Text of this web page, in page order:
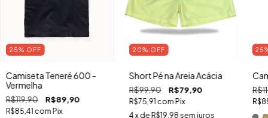
25% OFF
Camiseta Teneré 600 -
Vermelha
R$119,90 R$89,90
R$85,41 com Pix
20% OFF
Short Pé na Areia Acácia
R$99,90 R$79,90
R$75,91 com Pix
4x de R$19,98 sem juros
25